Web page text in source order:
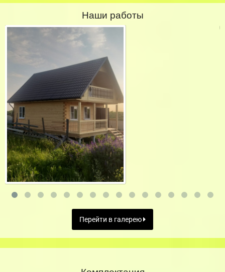
Наши работы
Перейти в галерею